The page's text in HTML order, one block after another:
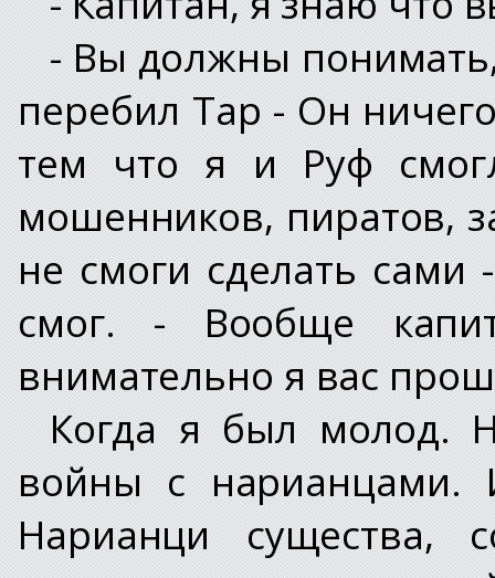
- Вы должны
перебил Тар - Он
тем что я и Руф
мошенников, пиратов,
не смоги сделать сами
смог. - Вообще
внимательно я вас
Когда я был молод.
войны с нарианцами.
Нарианци существа,